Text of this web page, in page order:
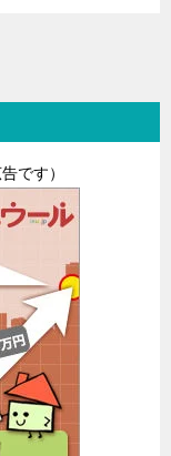
です）